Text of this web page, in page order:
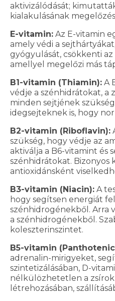
aktivizálódását;
kialakulásának
E-vitamin: Az E-vitamin
amely védi a
gyógyulását, csökkenti az
amellyel megelőzi más
B1-vitamin (Thiamin): A
védje a szénhidrátokat, a
minden sejtjének
idegsejteknek is, hogy
B2-vitamin (Riboflavin):
szükség, hogy védje az
aktiválja a B6-vitamint és
szénhidrátokat.
antioxidánsként
B3-vitamin (Niacin): A
hogy segítsen energiát
szénhidrogénekből. Arra
a szénhidrogénekből.
koleszterinszintet.
B5-vitamin
adrenalin-mirigyeket,
szintetizálásában, D-
nélkülözhetetlen a
létrehozásában,